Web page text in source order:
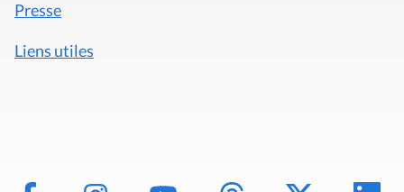
Presse
Liens utiles